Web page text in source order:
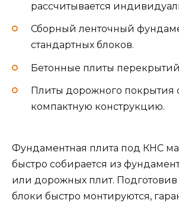
рассчитывается
Сборный ленточный
стандартных блоков.
Бетонные плиты
Плиты дорожного покрытия
компактную конструкцию.
Фундаментная плита под КНС
быстро собирается из
или дорожных плит. Подготовив
блоки быстро монтируются,